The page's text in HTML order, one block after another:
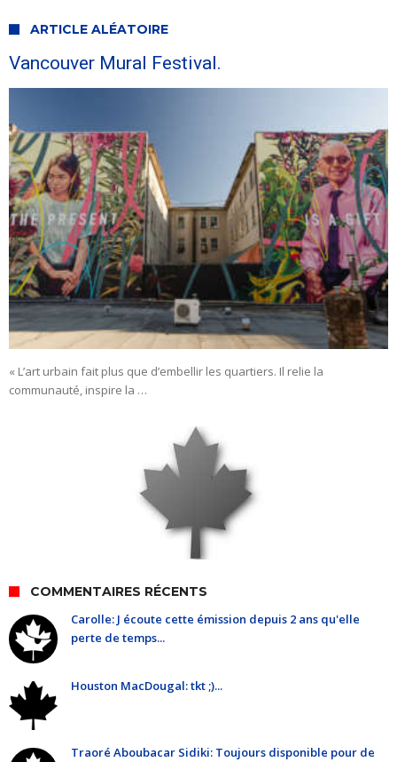
ARTICLE ALÉATOIRE
Vancouver Mural Festival.
« L’art urbain fait plus que d’embellir les quartiers. Il relie la
communauté, inspire la …
COMMENTAIRES RÉCENTS
Carolle: J écoute cette émission depuis 2 ans qu'elle
perte de temps...
Houston MacDougal: tkt ;)...
Traoré Aboubacar Sidiki: Toujours disponible pour de